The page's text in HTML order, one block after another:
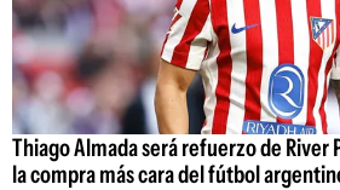
Thiago Almada será refuerzo de River
la compra más cara del fútbol